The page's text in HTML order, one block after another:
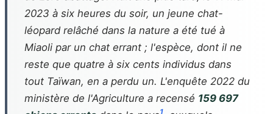
2023 à six heures du soir, un jeune chat-
léopard relâché dans la nature a été tué à
Miaoli par un chat errant ; l'espèce, dont il ne
reste que quatre à six cents individus dans
tout Taïwan, en a perdu un. L'enquête 2022 du
ministère de l'Agriculture a recensé 159 697
1